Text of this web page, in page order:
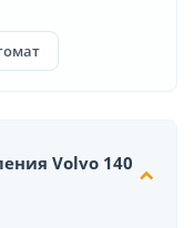
Volvo 140